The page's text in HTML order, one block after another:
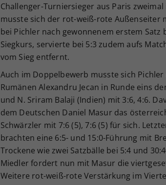
Challenger-Turniersieger aus Paris
musste sich der rot-weiß-rote Außenseiter
bei Pichler nach gewonnenem erstem
Siegkurs, servierte bei 5:3 zudem aufs
vom Sieg entfernt.
Auch im Doppelbewerb musste sich
Rumänen Alexandru Jecan in Runde eins
und N. Sriram Balaji (Indien) mit 3:6, 4:6.
dem Deutschen Daniel Masur das
Schwärzler mit 7:6 (5), 7:6 (5) für sich.
brachten eine 6:5- und 15:0-Führung mit
Trockene wie zwei Satzbälle bei 5:4 und
Miedler fordert nun mit Masur die
Weitere rot-weiß-rote Verstärkung im